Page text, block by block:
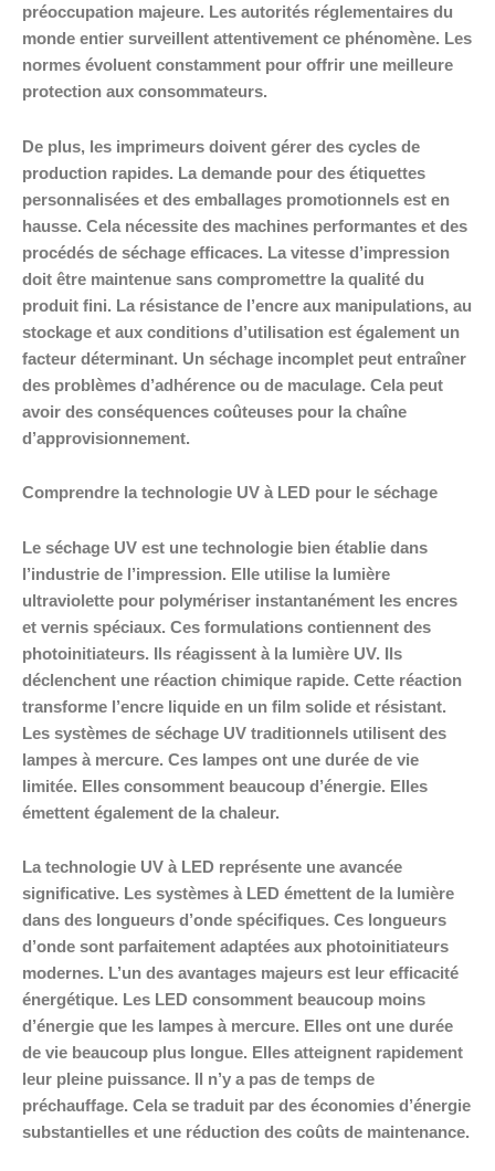
préoccupation majeure. Les autorités réglementaires du
monde entier surveillent attentivement ce phénomène. Les
normes évoluent constamment pour offrir une meilleure
protection aux consommateurs.
De plus, les imprimeurs doivent gérer des cycles de
production rapides. La demande pour des étiquettes
personnalisées et des emballages promotionnels est en
hausse. Cela nécessite des machines performantes et des
procédés de séchage efficaces. La vitesse d’impression
doit être maintenue sans compromettre la qualité du
produit fini. La résistance de l’encre aux manipulations, au
stockage et aux conditions d’utilisation est également un
facteur déterminant. Un séchage incomplet peut entraîner
des problèmes d’adhérence ou de maculage. Cela peut
avoir des conséquences coûteuses pour la chaîne
d’approvisionnement.
Comprendre la technologie UV à LED pour le séchage
Le séchage UV est une technologie bien établie dans
l’industrie de l’impression. Elle utilise la lumière
ultraviolette pour polymériser instantanément les encres
et vernis spéciaux. Ces formulations contiennent des
photoinitiateurs. Ils réagissent à la lumière UV. Ils
déclenchent une réaction chimique rapide. Cette réaction
transforme l’encre liquide en un film solide et résistant.
Les systèmes de séchage UV traditionnels utilisent des
lampes à mercure. Ces lampes ont une durée de vie
limitée. Elles consomment beaucoup d’énergie. Elles
émettent également de la chaleur.
La technologie UV à LED représente une avancée
significative. Les systèmes à LED émettent de la lumière
dans des longueurs d’onde spécifiques. Ces longueurs
d’onde sont parfaitement adaptées aux photoinitiateurs
modernes. L’un des avantages majeurs est leur efficacité
énergétique. Les LED consomment beaucoup moins
d’énergie que les lampes à mercure. Elles ont une durée
de vie beaucoup plus longue. Elles atteignent rapidement
leur pleine puissance. Il n’y a pas de temps de
préchauffage. Cela se traduit par des économies d’énergie
substantielles et une réduction des coûts de maintenance.